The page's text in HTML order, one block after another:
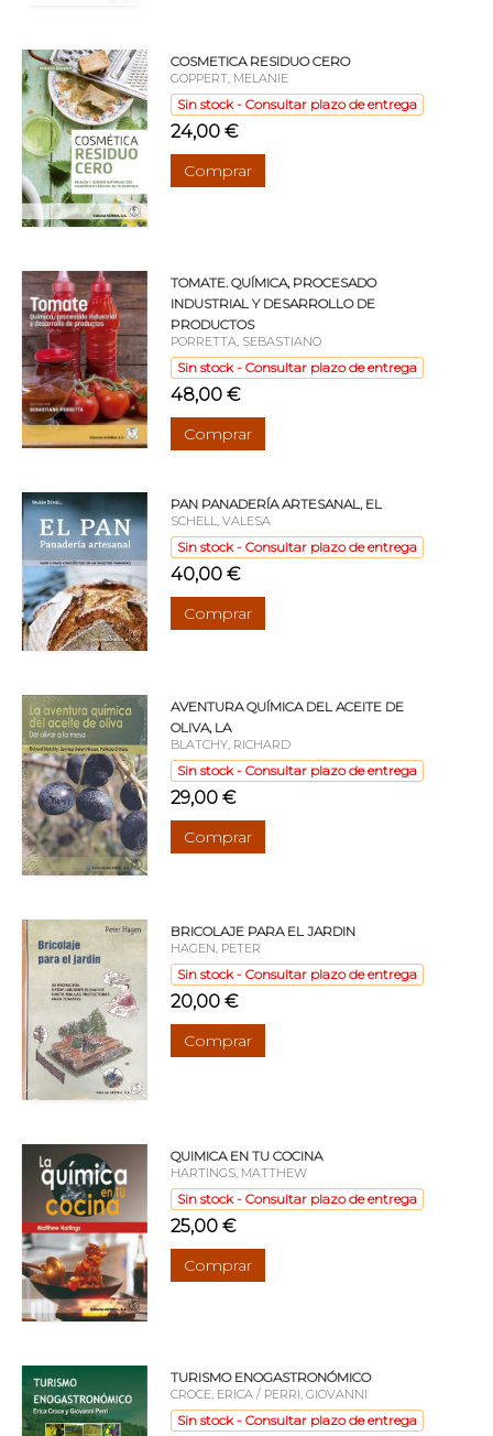
COSMETICA RESIDUO CERO
GOPPERT, MELANIE
Sin stock - Consultar plazo de entrega
24,00 €
Comprar
TOMATE. QUÍMICA, PROCESADO
INDUSTRIAL Y DESARROLLO DE
PRODUCTOS
PORRETTA, SEBASTIANO
Sin stock - Consultar plazo de entrega
48,00 €
Comprar
PAN PANADERÍA ARTESANAL, EL
SCHELL, VALESA
Sin stock - Consultar plazo de entrega
40,00 €
Comprar
AVENTURA QUÍMICA DEL ACEITE DE
OLIVA, LA
BLATCHY, RICHARD
Sin stock - Consultar plazo de entrega
29,00 €
Comprar
BRICOLAJE PARA EL JARDIN
HAGEN, PETER
Sin stock - Consultar plazo de entrega
20,00 €
Comprar
QUIMICA EN TU COCINA
HARTINGS, MATTHEW
Sin stock - Consultar plazo de entrega
25,00 €
Comprar
TURISMO ENOGASTRONÓMICO
CROCE, ERICA / PERRI, GIOVANNI
Sin stock - Consultar plazo de entrega